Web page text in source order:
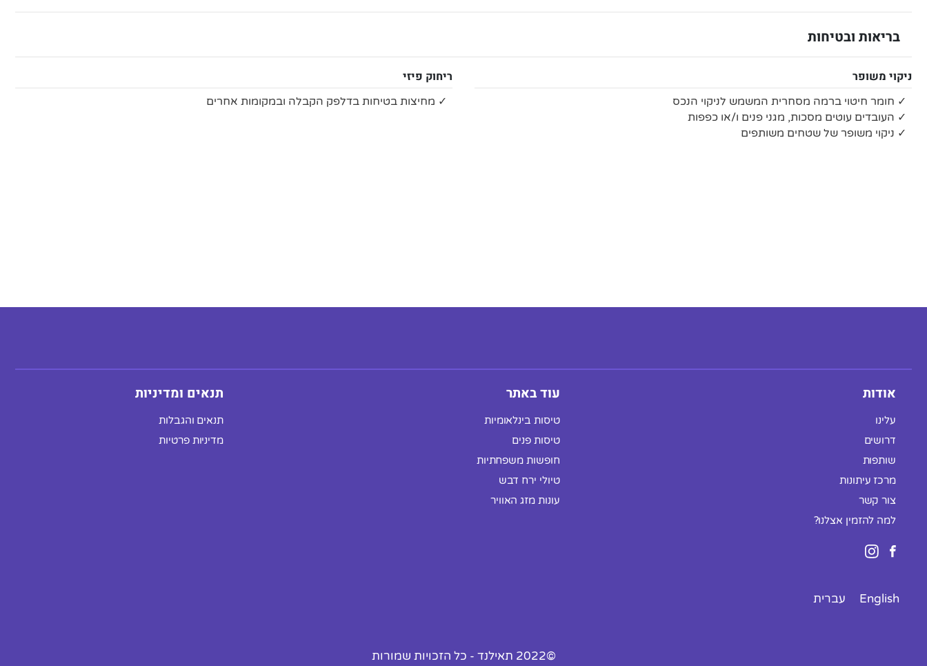
בריאות ובטיחות
ניקוי משופר
✓ חומר חיטוי ברמה מסחרית המשמש לניקוי הנכס
✓ העובדים עוטים מסכות, מגני פנים ו/או כפפות
✓ ניקוי משופר של שטחים משותפים
ריחוק פיזי
✓ מחיצות בטיחות בדלפק הקבלה ובמקומות אחרים
אודות
עלינו
דרושים
שותפות
מרכז עיתונות
צור קשר
למה להזמין אצלנו?
עוד באתר
טיסות בינלאומיות
טיסות פנים
חופשות משפחתיות
טיולי ירח דבש
עונות מזג האוויר
תנאים ומדיניות
תנאים והגבלות
מדיניות פרטיות
English עברית
©2022 תאילנד - כל הזכויות שמורות